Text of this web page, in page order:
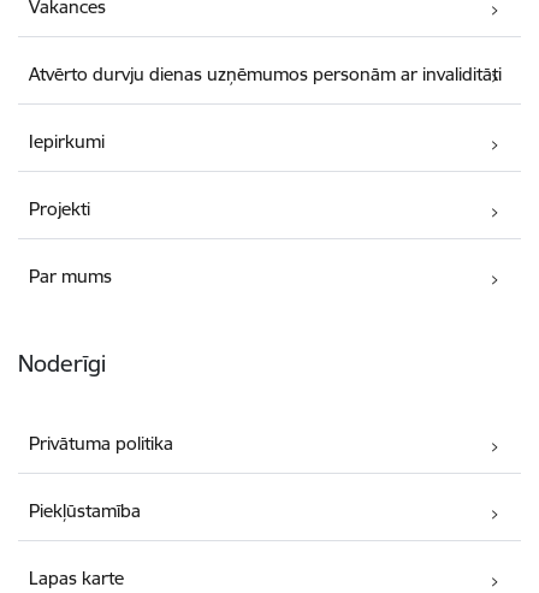
Vakances
Atvērto durvju dienas uzņēmumos personām ar invaliditāti
Iepirkumi
Projekti
Par mums
Noderīgi
Privātuma politika
Piekļūstamība
Lapas karte